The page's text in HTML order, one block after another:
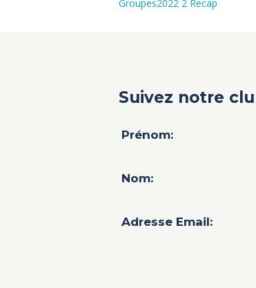
Groupes2022 2 Recap
Suivez notre
Prénom:
Nom:
Adresse Email: